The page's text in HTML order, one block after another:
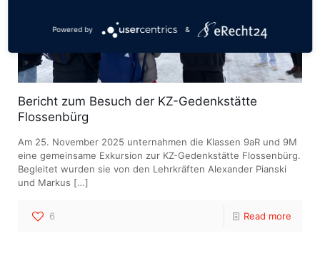
Bericht zum Besuch der KZ-Gedenkstätte
Flossenbürg
Am 25. November 2025 unternahmen die Klassen 9aR und 9M
eine gemeinsame Exkursion zur KZ-Gedenkstätte Flossenbürg.
Begleitet wurden sie von den Lehrkräften Alexander Pianski
und Markus […]
6 Read more
Powered by &